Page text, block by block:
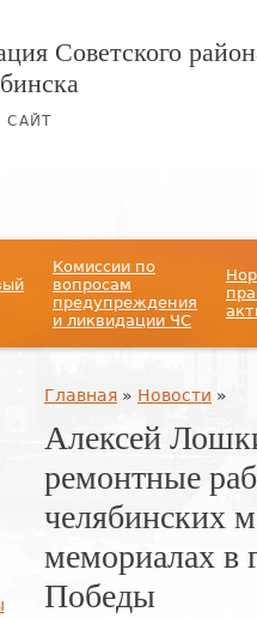
Советского
САЙТ
Комиссии по
вопросам
предупреждения
и ликвидации ЧС
Вы здесь
Главная » Новости »
Алексей
ремонтные
челябинских
мемориалах в
Победы